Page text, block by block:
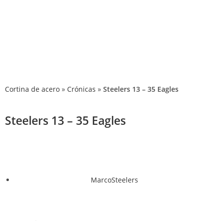
Cortina de acero » Crónicas » Steelers 13 – 35 Eagles
Steelers 13 – 35 Eagles
MarcoSteelers